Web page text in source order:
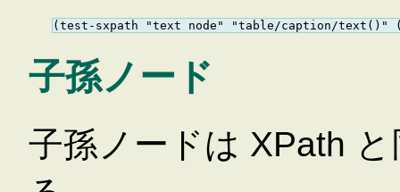
子孫ノード
子孫ノードは XPath